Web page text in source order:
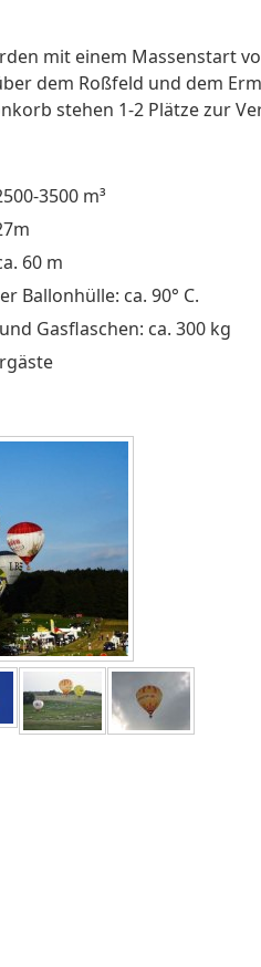
mit einem Massenstart
dem Roßfeld und dem
stehen 1-2 Plätze zur
3500 m³
60 m
Ballonhülle: ca. 90° C.
Gasflaschen: ca. 300 kg